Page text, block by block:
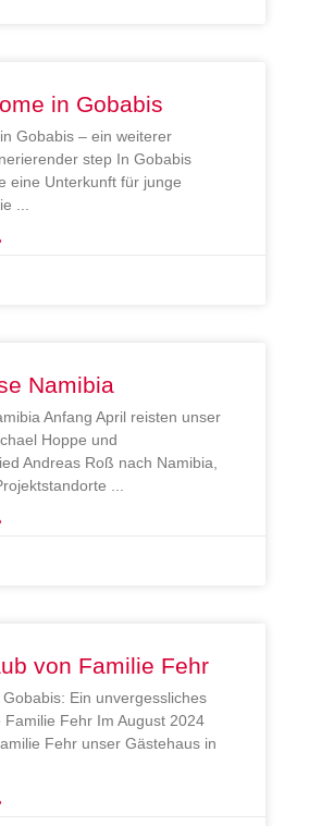
in Gobabis
Gobabis – ein weiterer
step In Gobabis
eine Unterkunft für junge
Namibia
Anfang April reisten unser
Hoppe und
Andreas Roß nach Namibia,
von Familie Fehr
Ein unvergessliches
Familie Fehr Im August 2024
Fehr unser Gästehaus in